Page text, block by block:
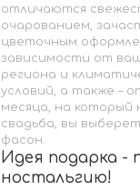
отличаются
очарованием,
цветочным
зависимости от
региона и
условий, а также –
месяца, на который
свадьба, вы
фасон.
Идея подарка -
ностальгию!
Идея подарка -
ностальгию!